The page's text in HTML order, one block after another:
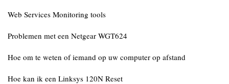
Web Services Monitoring tools
Problemen met een Netgear WGT624
Hoe om te weten of iemand op uw computer op afstand
Hoe kan ik een Linksys 120N Reset